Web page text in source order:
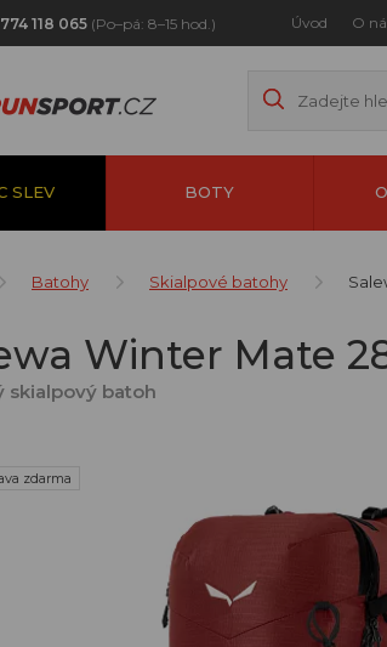
774 118 065 (Po–pá: 8–15 hod.) Úvod O
SLEV BOTY
Batohy Skialpové batohy
Winter Mate
skialpový batoh
zdarma